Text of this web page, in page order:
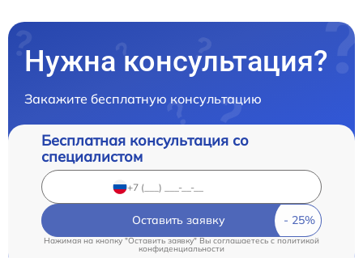
Нужна консультация?
Закажите бесплатную консультацию
Бесплатная консультация со
специалистом
Оставить заявку
Нажимая на кнопку "Оставить заявку" Вы соглашаетесь c политикой
конфиденциальности